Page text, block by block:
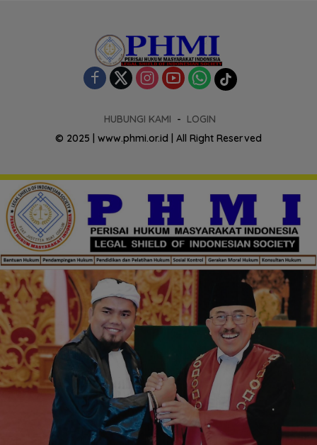
HUBUNGI KAMI
LOGIN
© 2025 | www.phmi.or.id | All Right Reserved